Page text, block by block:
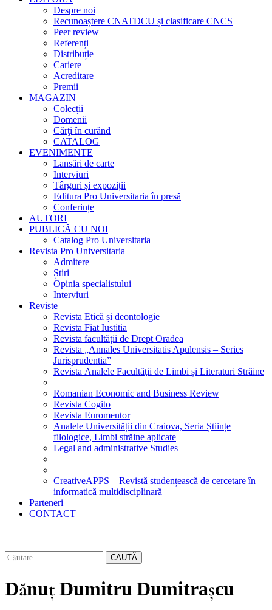
Despre noi
Recunoaștere CNATDCU și clasificare CNCS
Peer review
Referenți
Distribuție
Cariere
Acreditare
Premii
MAGAZIN
Colecții
Domenii
Cărţi în curând
CATALOG
EVENIMENTE
Lansări de carte
Interviuri
Târguri și expoziții
Editura Pro Universitaria în presă
Conferințe
AUTORI
PUBLICĂ CU NOI
Catalog Pro Universitaria
Revista Pro Universitaria
Admitere
Știri
Opinia specialistului
Interviuri
Reviste
Revista Etică și deontologie
Revista Fiat Iustitia
Revista facultății de Drept Oradea
Revista „Annales Universitatis Apulensis – Series
Jurisprudentia”
Revista Analele Facultăţii de Limbi și Literaturi Străine
Romanian Economic and Business Review
Revista Cogito
Revista Euromentor
Analele Universității din Craiova, Seria Științe
filologice, Limbi străine aplicate
Legal and administrative Studies
CreativeAPPS – Revistă studențească de cercetare în
informatică multidisciplinară
Parteneri
CONTACT
CAUTĂ
Dănuţ Dumitru Dumitraşcu